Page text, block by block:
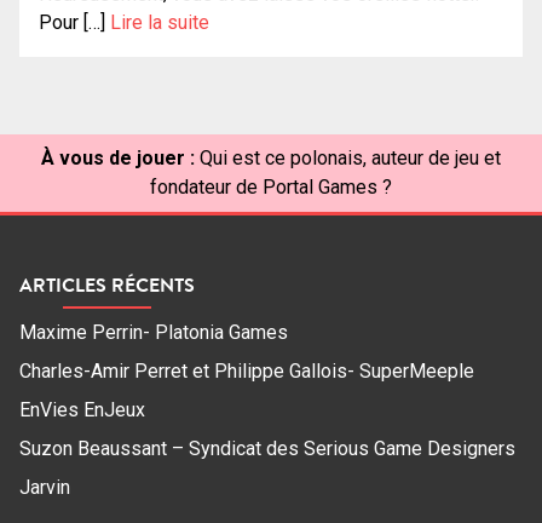
Pour […] Lire la suite
À vous de jouer : Qui est ce polonais, auteur de jeu et
fondateur de Portal Games ?
ARTICLES RÉCENTS
Maxime Perrin- Platonia Games
Charles-Amir Perret et Philippe Gallois- SuperMeeple
EnVies EnJeux
Suzon Beaussant – Syndicat des Serious Game Designers
Jarvin